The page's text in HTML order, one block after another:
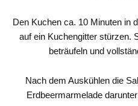
Den Kuchen ca. 10 Minuten in
auf ein Kuchengitter stürzen.
beträufeln und
Nach dem Auskühlen die
Erdbeermarmelade